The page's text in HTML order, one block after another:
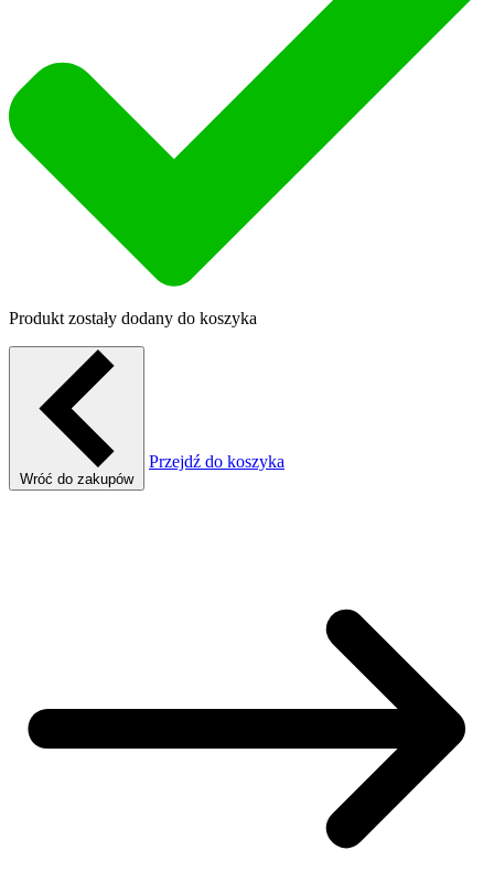
Produkt zostały dodany do koszyka
Wróć do zakupów
Przejdź do koszyka